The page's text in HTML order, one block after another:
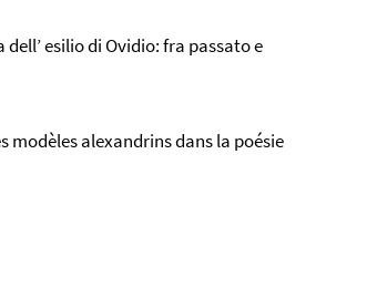
esilio di Ovidio: fra passato e
modèles alexandrins dans la poésie